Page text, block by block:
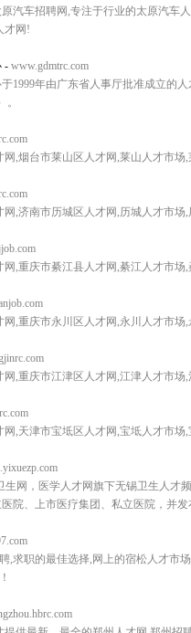
汽车招聘网,专注于行业的太原汽车
才网!
- www.gdmtrc.com
1999年由广东省人事厅批准成立的
网,烟台市莱山区人才网,莱山人才市
网,济南市历城区人才网,历城人才市
网,重庆市綦江县人才网,綦江人才市
网,重庆市永川区人才网,永川人才市
网,重庆市江津区人才网,江津人才市
网,天津市宝坻区人才网,宝坻人才市
生网，医学人才网旗下无锡卫生人才
院、上市医疗集团、私立医院，并
,求职的最佳选择,网上的宿松人才市